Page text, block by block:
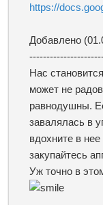
https://
Добавлено
Нас
может не
равнодушны.
завалялась в
вдохните в
закупайтесь
Уж точно в